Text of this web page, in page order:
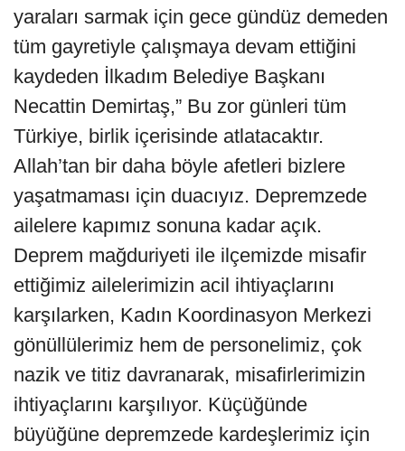
yaraları sarmak için gece gündüz demeden
tüm gayretiyle çalışmaya devam ettiğini
kaydeden İlkadım Belediye Başkanı
Necattin Demirtaş,” Bu zor günleri tüm
Türkiye, birlik içerisinde atlatacaktır.
Allah’tan bir daha böyle afetleri bizlere
yaşatmaması için duacıyız. Depremzede
ailelere kapımız sonuna kadar açık.
Deprem mağduriyeti ile ilçemizde misafir
ettiğimiz ailelerimizin acil ihtiyaçlarını
karşılarken, Kadın Koordinasyon Merkezi
gönüllülerimiz hem de personelimiz, çok
nazik ve titiz davranarak, misafirlerimizin
ihtiyaçlarını karşılıyor. Küçüğünde
büyüğüne depremzede kardeşlerimiz için